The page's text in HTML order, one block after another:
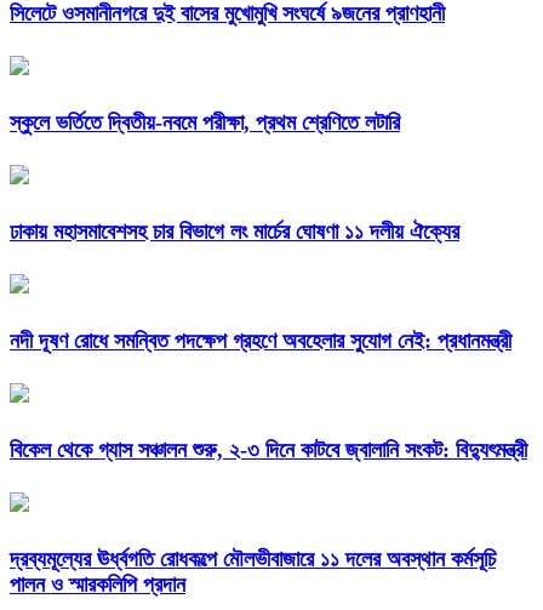
সিলেটে ওসমানীনগরে দুই বাসের মুখোমুখি সংঘর্ষে ৯জনের প্রাণহানী
স্কুলে ভর্তিতে দ্বিতীয়-নবমে পরীক্ষা, প্রথম শ্রেণিতে লটারি
ঢাকায় মহাসমাবেশসহ চার বিভাগে লং মার্চের ঘোষণা ১১ দলীয় ঐক্যের
নদী দূষণ রোধে সমন্বিত পদক্ষেপ গ্রহণে অবহেলার সুযোগ নেই: প্রধানমন্ত্রী
বিকেল থেকে গ্যাস সঞ্চালন শুরু, ২-৩ দিনে কাটবে জ্বালানি সংকট: বিদ্যুৎমন্ত্রী
দ্রব্যমূল্যের ঊর্ধ্বগতি রোধকল্পে মৌলভীবাজারে ১১ দলের অবস্থান কর্মসূচি
পালন ও স্মারকলিপি প্রদান